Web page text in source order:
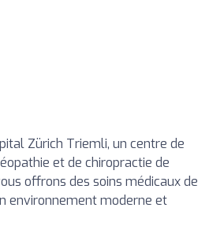
Zürich Triemli, un centre de
et de chiropractie de
offrons des soins médicaux de
environnement moderne et